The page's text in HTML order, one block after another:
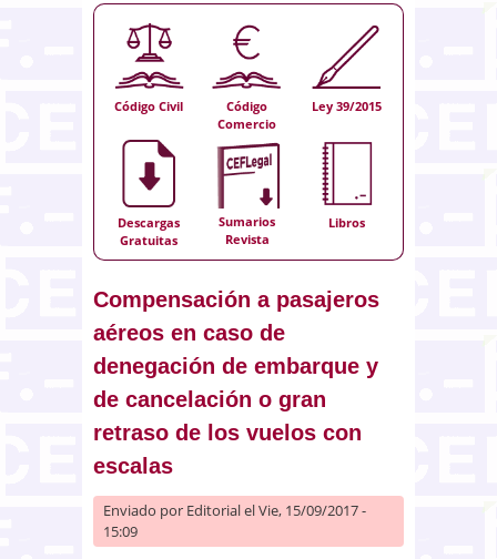
Código Civil
Código
Comercio
Ley 39/2015
Descargas
Gratuitas
Sumarios
Revista
Libros
Compensación a pasajeros
aéreos en caso de
denegación de embarque y
de cancelación o gran
retraso de los vuelos con
escalas
Enviado por Editorialel Vie, 15/09/2017 -
15:09